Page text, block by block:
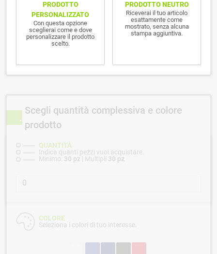
PRODOTTO
PERSONALIZZATO
Con questa opzione
sceglierai come e dove
personalizzare il prodotto
scelto.
PRODOTTO NEUTRO
Riceverai il tuo articolo
esattamente come
mostrato, senza alcuna
stampa aggiuntiva.
Scegli quantità complessiva e colore
prodotto
QUANTITÀ
Indica quanti pezzi vuoi acquistare.
Minimo: 30 pz | Multipli 30 pz
COLORE
Seleziona i colori di tuo interesse.